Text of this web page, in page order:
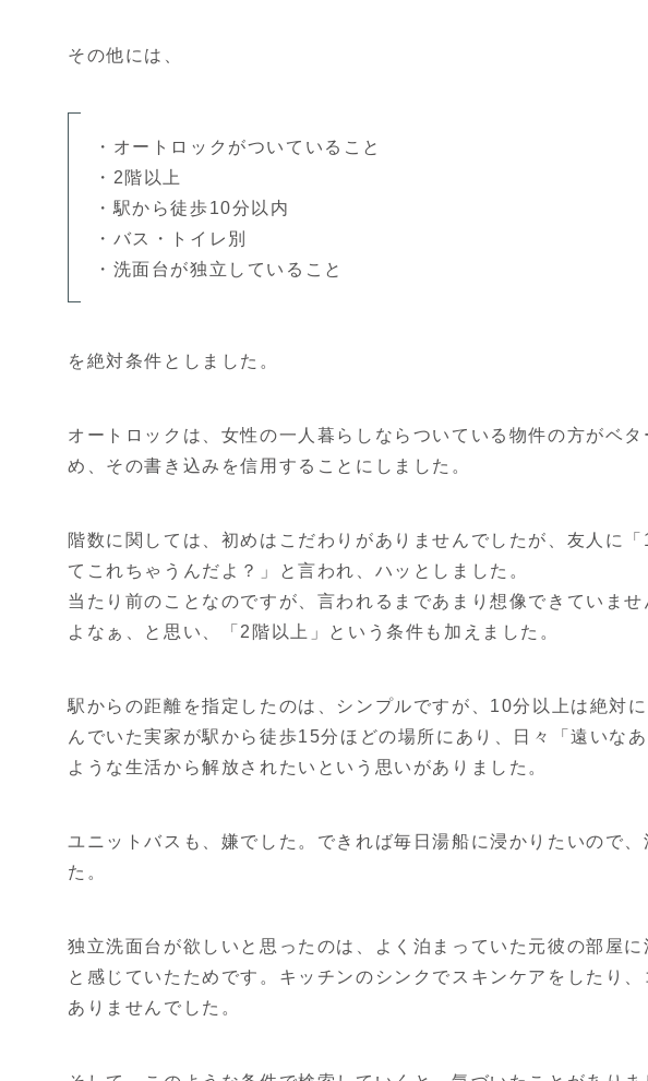
その他には、
・オートロックがついていること
・2階以上
・駅から徒歩10分以内
・バス・トイレ別
・洗面台が独立していること
を絶対条件としました。
オートロックは、女性の一人暮らしならついている物件の方がベ
め、その書き込みを信用することにしました。
階数に関しては、初めはこだわりがありませんでしたが、友人に
てこれちゃうんだよ？」と言われ、ハッとしました。
当たり前のことなのですが、言われるまであまり想像できていま
よなぁ、と思い、「2階以上」という条件も加えました。
駅からの距離を指定したのは、シンプルですが、10分以上は絶対
んでいた実家が駅から徒歩15分ほどの場所にあり、日々「遠いな
ような生活から解放されたいという思いがありました。
ユニットバスも、嫌でした。できれば毎日湯船に浸かりたいので
た。
独立洗面台が欲しいと思ったのは、よく泊まっていた元彼の部屋
と感じていたためです。キッチンのシンクでスキンケアをしたり
ありませんでした。